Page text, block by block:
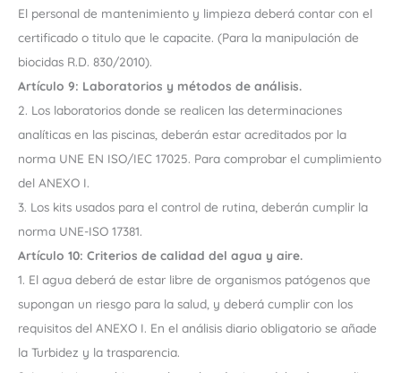
El personal de mantenimiento y limpieza deberá contar con el
certificado o titulo que le capacite. (Para la manipulación de
biocidas R.D. 830/2010).
Artículo 9: Laboratorios y métodos de análisis.
2. Los laboratorios donde se realicen las determinaciones
analíticas en las piscinas, deberán estar acreditados por la
norma UNE EN ISO/IEC 17025. Para comprobar el cumplimiento
del ANEXO I.
3. Los kits usados para el control de rutina, deberán cumplir la
norma UNE-ISO 17381.
Artículo 10: Criterios de calidad del agua y aire.
1. El agua deberá de estar libre de organismos patógenos que
supongan un riesgo para la salud, y deberá cumplir con los
requisitos del ANEXO I. En el análisis diario obligatorio se añade
la Turbidez y la trasparencia.